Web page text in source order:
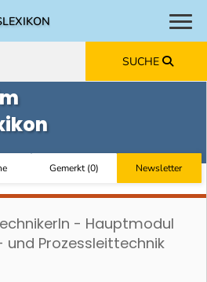
SUCHE
Gemerkt(0) Newsletter
- Hauptmodul
Prozessleittechnik